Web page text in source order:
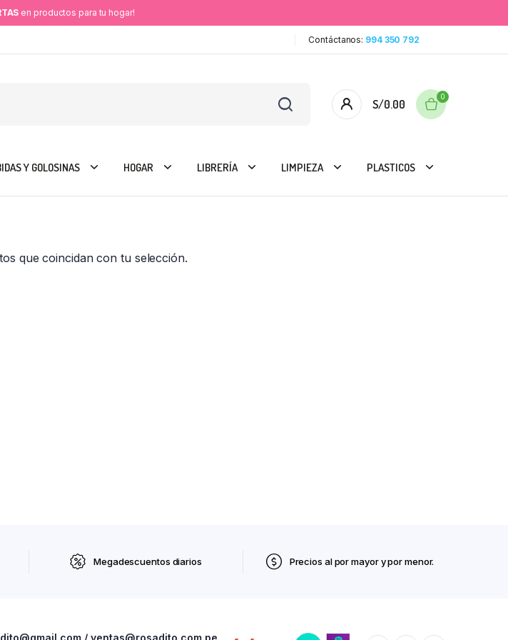
en productos para tu hogar!
Contáctanos: 994 350 792
S/0.00
0
Y GOLOSINAS HOGAR LIBRERÍA LIMPIEZA PLASTICOS
que coincidan con tu selección.
Megadescuentos diarios Precios al por mayor y por menor.
/ ventas@rosadito.com.pe